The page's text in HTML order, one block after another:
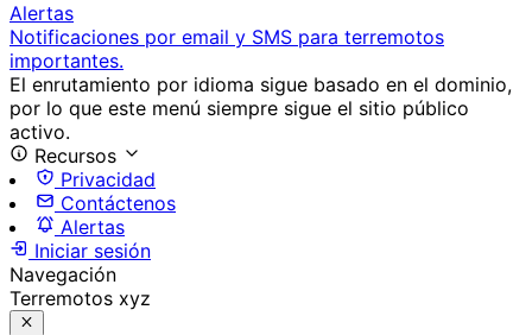
Alertas
Notificaciones por email y SMS para terremotos
importantes.
El enrutamiento por idioma sigue basado en el dominio,
por lo que este menú siempre sigue el sitio público
activo.
Recursos
Privacidad
Contáctenos
Alertas
Iniciar sesión
Navegación
Terremotos xyz